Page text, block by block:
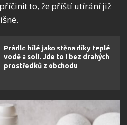
to, že příští utírání již
Prádlo bílé jako stěna díky teplé
vodě a soli. Jde to i bez drahých
prostředků z obchodu